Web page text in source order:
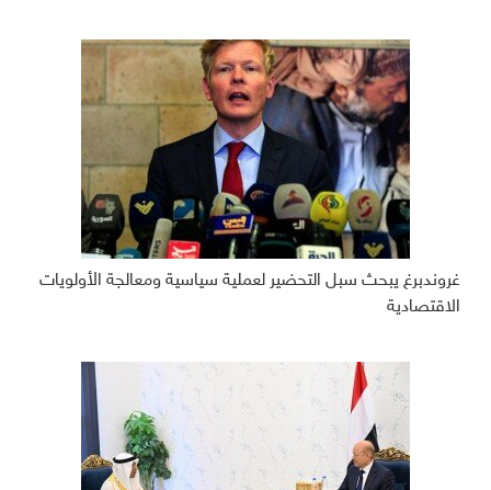
غروندبرغ يبحث سبل التحضير لعملية سياسية ومعالجة الأولويات
الاقتصادية